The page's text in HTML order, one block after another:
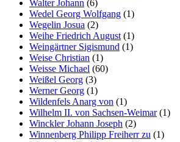
Walter Johann (6)
Wedel Georg Wolfgang (1)
Wegelin Josua (2)
Weihe Friedrich August (1)
Weingärtner Sigismund (1)
Weise Christian (1)
Weisse Michael (60)
Weißel Georg (3)
Werner Georg (1)
Wildenfels Anarg von (1)
Wilhelm II. von Sachsen-Weimar(1)
Winckler Johann Joseph (2)
Winnenberg Philipp Freiherr zu (1)